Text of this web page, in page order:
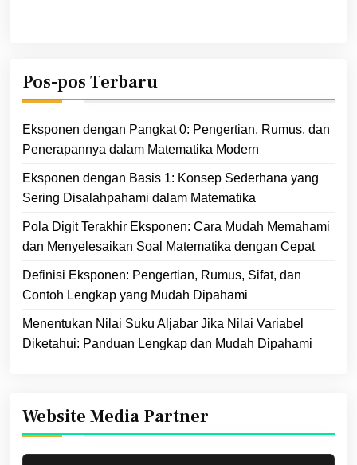
Pos-pos Terbaru
Eksponen dengan Pangkat 0: Pengertian, Rumus, dan
Penerapannya dalam Matematika Modern
Eksponen dengan Basis 1: Konsep Sederhana yang
Sering Disalahpahami dalam Matematika
Pola Digit Terakhir Eksponen: Cara Mudah Memahami
dan Menyelesaikan Soal Matematika dengan Cepat
Definisi Eksponen: Pengertian, Rumus, Sifat, dan
Contoh Lengkap yang Mudah Dipahami
Menentukan Nilai Suku Aljabar Jika Nilai Variabel
Diketahui: Panduan Lengkap dan Mudah Dipahami
Website Media Partner